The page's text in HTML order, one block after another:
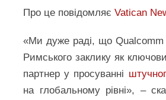
Про це повідомляєVatican
«Ми дуже раді, що Qualcomm
Римського заклику як
партнер у просуванні
на глобальному рівні», –